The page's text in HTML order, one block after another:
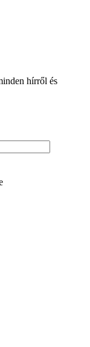
hírről és